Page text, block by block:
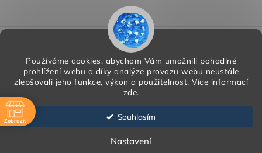
Používáme cookies, abychom Vám umožnili pohodlné
prohlížení webu a díky analýze provozu webu neustále
zlepšovali jeho funkce, výkon a použitelnost. Více informací
zde.
Souhlasím
Nastavení
Reklamace a vracení zboží
Podmínky ochrany osobních údajů
Copyright 2026 HORA PP s.r.o.
Shoptet | Design
Zobrazit